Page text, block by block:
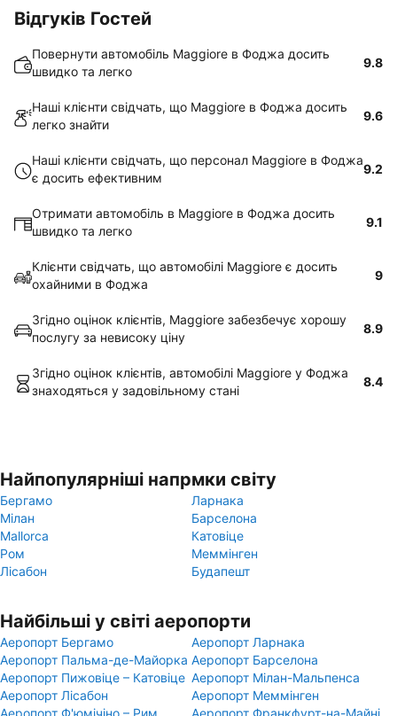
Відгуків Гостей
Повернути автомобіль Maggiore в Фоджа досить
швидко та легко
9.8
Наші клієнти свідчать, що Maggiore в Фоджа досить
легко знайти
9.6
Наші клієнти свідчать, що персонал Maggiore в Фоджа
є досить ефективним
9.2
Отримати автомобіль в Maggiore в Фоджа досить
швидко та легко
9.1
Клієнти свідчать, що автомобілі Maggiore є досить
охайними в Фоджа
9
Згідно оцінок клієнтів, Maggiore забезбечує хорошу
послугу за невисоку ціну
8.9
Згідно оцінок клієнтів, автомобілі Maggiore у Фоджа
знаходяться у задовільному стані
8.4
Найпопулярніші напрмки світу
Бергамо
Ларнака
Мілан
Барселона
Mallorca
Катовіце
Ром
Меммінген
Лісабон
Будапешт
Найбільші у світі аеропорти
Аеропорт Бергамо
Аеропорт Ларнака
Аеропорт Пальма-де-Майорка Аеропорт Барселона
Аеропорт Пижовіце – Катовіце Аеропорт Мілан-Мальпенса
Аеропорт Лісабон
Аеропорт Меммінген
Аеропорт Ф'юмічіно – Рим
Аеропорт Франкфурт-на-Майні